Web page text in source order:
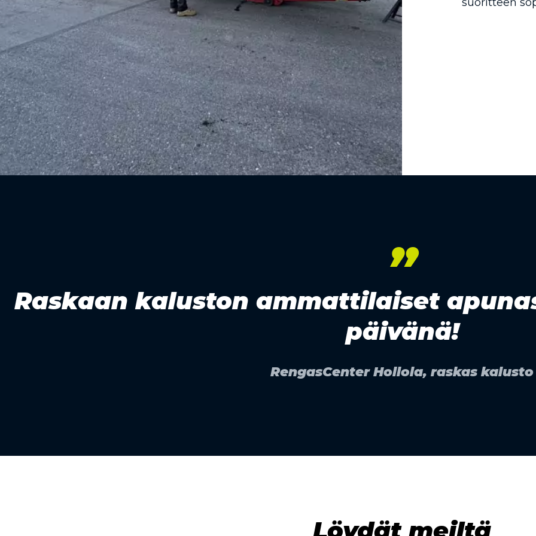
”
Raskaan kaluston ammattilaiset
päivänä!
RengasCenter Hollola, raskas kalusto